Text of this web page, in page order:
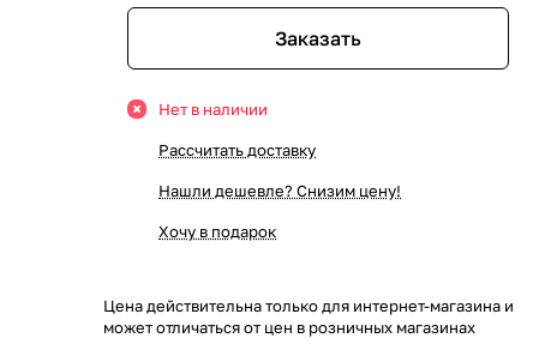
Заказать
Нет в наличии
Рассчитать доставку
Нашли дешевле? Снизим цену!
Хочу в подарок
Цена действительна только для интернет-магазина и
может отличаться от цен в розничных магазинах